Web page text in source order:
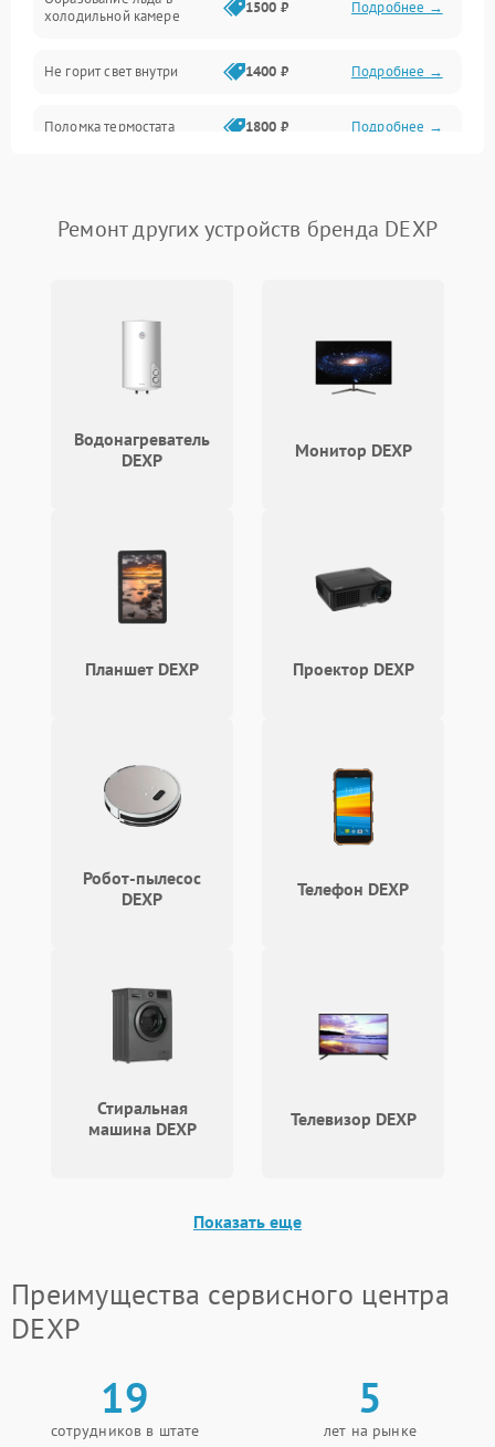
холодильной камере
1500 ₽ Подробнее →
Не горит свет внутри 1400 ₽ Подробнее →
Поломка термостата 1800 ₽ Подробнее →
Поломка системы No Frost 2600 ₽ Подробнее →
Сбой в работе инвертора Подробнее →
работе
Проблемы с системой
автоматической
Подробнее →
Ремонт других устройств бренда DEXP
Водонагреватель
DEXP
Монитор DEXP
Планшет DEXP Проектор DEXP
Робот-пылесос
DEXP
Телефон DEXP
Стиральная
машина DEXP
Телевизор DEXP
Показать еще
Преимущества сервисного центра
DEXP
19
сотрудников в штате
5
лет на рынке